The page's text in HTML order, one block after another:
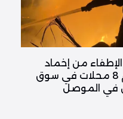
من إخماد
حريق يلتهم 8 محلات في سوق
في الموصل